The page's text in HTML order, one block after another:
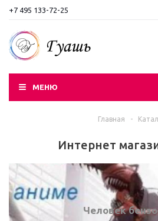
+7 495 133-72-25
МЕНЮ
Главная -
Интернет
Человек